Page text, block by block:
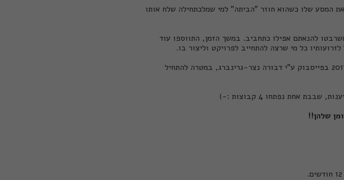
המסע שלו כשהוא חוזר "הביתה" למי שמלכתחילה שלח אותו
להנאתם אפילו כתחביב. במשך הזמן, התווספו עוד
כל מי שרצה להתחייב לפרויקט וליצור בו.
דבורה נצר-גרינברג, במטרה להתחיל
אחת נפתחו 4 קבוצות :-)